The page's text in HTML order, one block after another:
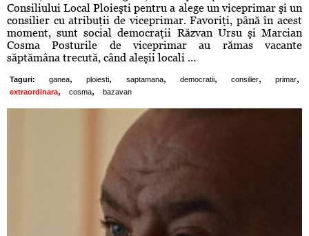
Consiliului Local Ploieşti pentru a alege un viceprimar şi un
consilier cu atribuţii de viceprimar. Favoriţi, până în acest
moment, sunt social democraţii Răzvan Ursu şi Marcian
Cosma Posturile de viceprimar au rămas vacante
săptămâna trecută, când aleşii locali ...
Taguri: ganea, ploiesti, saptamana, democratii, consilier, primar,
extraordinara, cosma, bazavan